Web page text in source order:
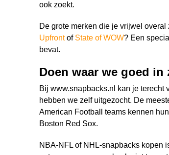
ook zoekt.
De grote merken die je vrijwel
Upfrontof State of WOW? Een
bevat.
Doen waar we goed in
Bij www.snapbacks.nl kan je terecht
hebben we zelf uitgezocht. De
American Football teams kennen
Boston Red Sox.
NBA-NFL of NHL-snapbacks kopen